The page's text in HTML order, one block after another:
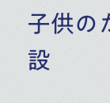
子供の
設